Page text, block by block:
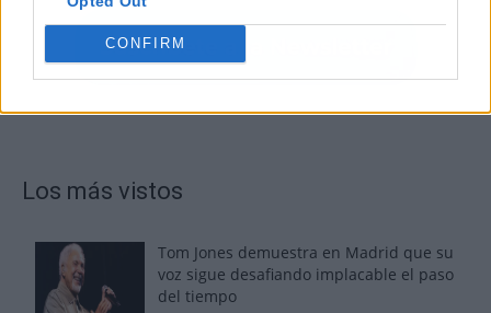
CONFIRM
Los más vistos
Tom Jones demuestra en Madrid que su
voz sigue desafiando implacable el paso
del tiempo